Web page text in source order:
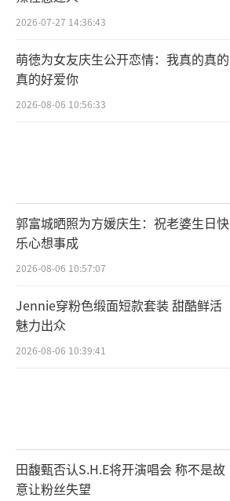
2026-07-27 14:36:43
萌徳为女友庆生公开恋情：我真的真的
真的好爱你
2026-08-06 10:56:33
郭富城晒照为方媛庆生：祝老婆生日快
乐心想事成
2026-08-06 10:57:07
Jennie穿粉色缎面短款套装 甜酷鲜活
魅力出众
2026-08-06 10:39:41
田馥甄否认S.H.E将开演唱会 称不是故
意让粉丝失望